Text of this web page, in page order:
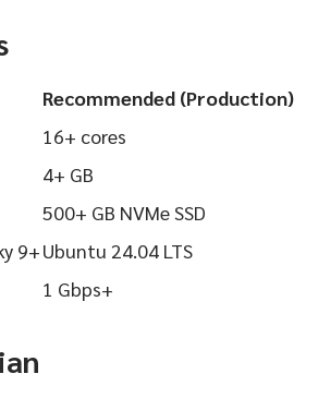
Recommended (Production)
16+ cores
4+ GB
500+ GB NVMe SSD
9+Ubuntu 24.04 LTS
1 Gbps+